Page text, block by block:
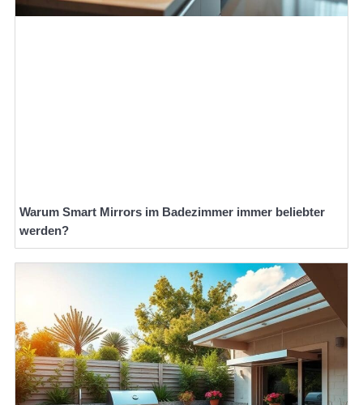
Warum Smart Mirrors im Badezimmer immer beliebter
werden?